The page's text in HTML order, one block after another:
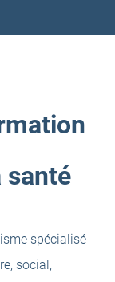
santé
spécialisé
social,